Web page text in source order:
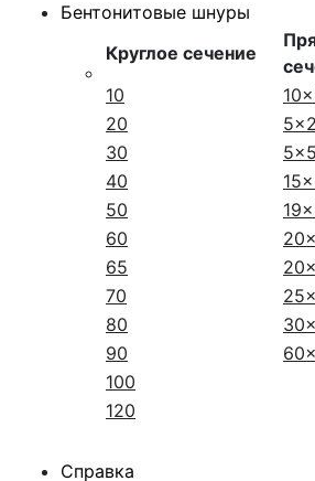
Бентонитовые шнуры
Круглое сечение
10
20
30
40
50
60
65
70
80
90
100
120
Справка